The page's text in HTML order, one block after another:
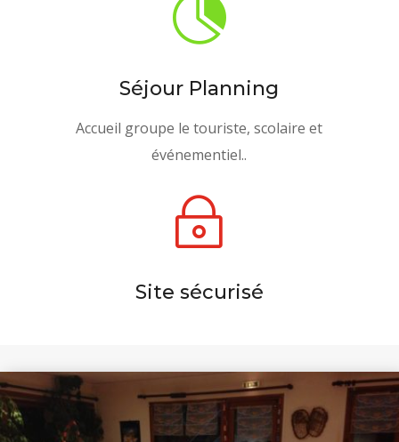

Séjour Planning
Accueil groupe le touriste, scolaire et
événementiel..
~
Site sécurisé